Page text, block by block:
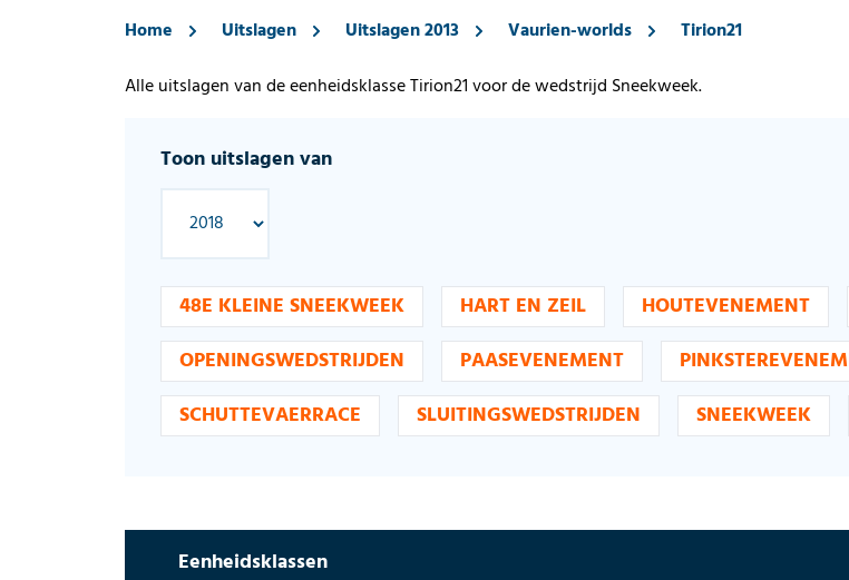
Home Uitslagen Uitslagen 2013 Vaurien-worlds
Tirion21
Alle uitslagen van de eenheidsklasse Tirion21 voor de wedstrijd Sneekweek.
Toon uitslagen van
48E KLEINE SNEEKWEEK HART EN ZEIL HOUTEVENEMENT
OPENINGSWEDSTRIJDEN
PAASEVENEMENT
SCHUTTEVAERRACE
SLUITINGSWEDSTRIJDEN SNEEKWEEK
Eenheidsklassen